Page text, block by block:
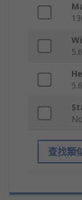
No
查找類